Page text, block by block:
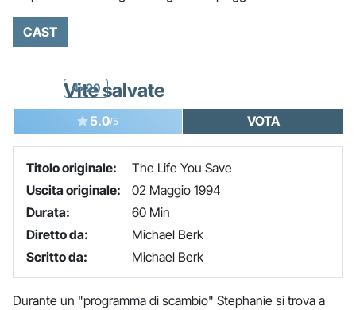
CAST
4x20
Vite salvate
5.0/5 VOTA
Titolo originale:
The Life You Save
Uscita originale:
02 Maggio 1994
Durata:
60 Min
Diretto da:
Michael Berk
Scritto da:
Michael Berk
Durante un "programma di scambio" Stephanie si trova a